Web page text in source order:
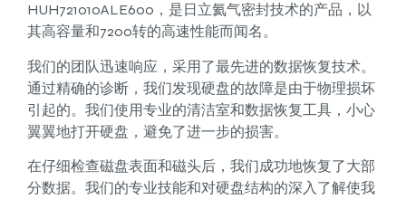
HUH721010ALE600，是日立氦气密封技术的产品，以
其高容量和7200转的高速性能而闻名。
我们的团队迅速响应，采用了最先进的数据恢复技术。
通过精确的诊断，我们发现硬盘的故障是由于物理损坏
引起的。我们使用专业的清洁室和数据恢复工具，小心
翼翼地打开硬盘，避免了进一步的损害。
在仔细检查磁盘表面和磁头后，我们成功地恢复了大部
分数据。我们的专业技能和对硬盘结构的深入了解使我